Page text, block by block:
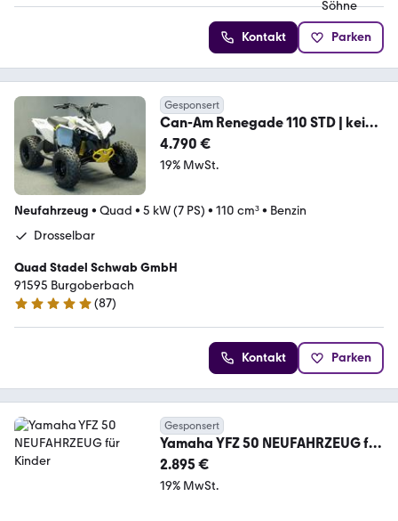
Kontakt Parken
Gesponsert
Can-Am Renegade 110 STD | keine
Xxc DS 90 Kinderquad
4.790 €
19% MwSt.
Neufahrzeug • Quad • 5 kW (7 PS) • 110 cm³• Benzin
Drosselbar
Quad Stadel Schwab GmbH
91595 Burgoberbach
5 Sterne
(87)
Kontakt Parken
Gesponsert
Yamaha YFZ 50 NEUFAHRZEUG für
Kinder
2.895 €
19% MwSt.